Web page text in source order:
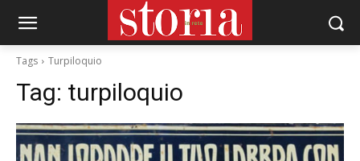
Tags Turpiloquio
Tag: turpiloquio